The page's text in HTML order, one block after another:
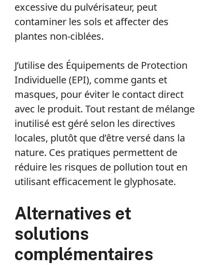
excessive du pulvérisateur, peut
contaminer les sols et affecter des
plantes non-ciblées.
J’utilise des Équipements de Protection
Individuelle (EPI), comme gants et
masques, pour éviter le contact direct
avec le produit. Tout restant de mélange
inutilisé est géré selon les directives
locales, plutôt que d’être versé dans la
nature. Ces pratiques permettent de
réduire les risques de pollution tout en
utilisant efficacement le glyphosate.
Alternatives et
solutions
complémentaires